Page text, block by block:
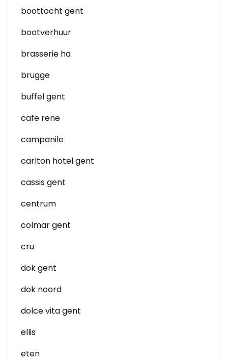
boottocht gent
bootverhuur
brasserie ha
brugge
buffel gent
cafe rene
campanile
carlton hotel gent
cassis gent
centrum
colmar gent
cru
dok gent
dok noord
dolce vita gent
ellis
eten